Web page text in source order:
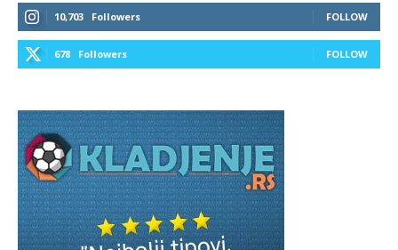
10,703 Followers FOLLOW
678 Followers FOLLOW